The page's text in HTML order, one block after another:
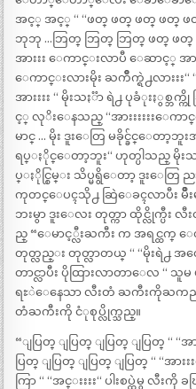
အင့္ အင့္ “ “ဖတ္ ဖတ္ ဖတ္ ဖတ္ ဖတ္ “ “အ
ဘုဘု …ဘြတ္ ဘြတ္ ဘြတ္ ဖတ္ ဖတ္ ဖတ္
အားးး ေကာင္းလာပီ ေဆာင့္ အာ
ေကာင္းလားမိုး ႀကိဳက္ရဲ႕လားးး“
အားးးး “ မိုးသႏၱာ ရဲ႕ ပုခံုးႏွစ္ဘ
င့္ လုိးေနသည္ “အားးးးးးေကာင္းလို
မာင္ … မိုး ဒူးေတြ မခိုင္ခ်င္ေတာ့ဘူးအ
ရပ္ႏိုင္ေတာ့ဘူး“ ဟုတ္ပါသည္ မိုးသ
ပ္ႏိုင္စြမ္း သိပ္မရွိေတာ့ ဒူးေတြ ညႊတ္
ကုတင္ေပၚသို႕ ဆြဲေခၚလာပီး မ်ိဳး
ဘးမွာ ဒူးေလး တုတ္ကာ ထိုင္လိုက္ပီး
ည္ “ေမာင့္လီးႀကီး က အရင္
တုတ္လည္း တုတ္လာတယ္ “ “မိုးရဲ႕ အ
တာင္လာပီး ပိုထြားလာတာေလ “ သူ
ရႊဲေနေသာ လီးတံ ႀကီးကိုႀကည့္
တံႀကီးကို ငံုစုပ္လိုက္သည္။
“ျပြတ္ ျပြတ္ ျပြတ္ ျပြတ္ “ “အ
ပြတ္ ျပြတ္ ျပြတ္ ျပြတ္ “ “အား
ကြာ “ “အင္းးးး“ ပါးစပ္ထဲမွ လီး